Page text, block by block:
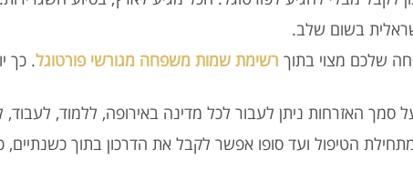
בשום שלב.
שלכם מצוי בתוך רשימת שמות משפחה מגורשי פורטוגל. כך
סמך האזרחות ניתן לעבור לכל מדינה באירופה, ללמוד,
הטיפול ועד סופו אפשר לקבל את הדרכון בתוך כשנתיים,